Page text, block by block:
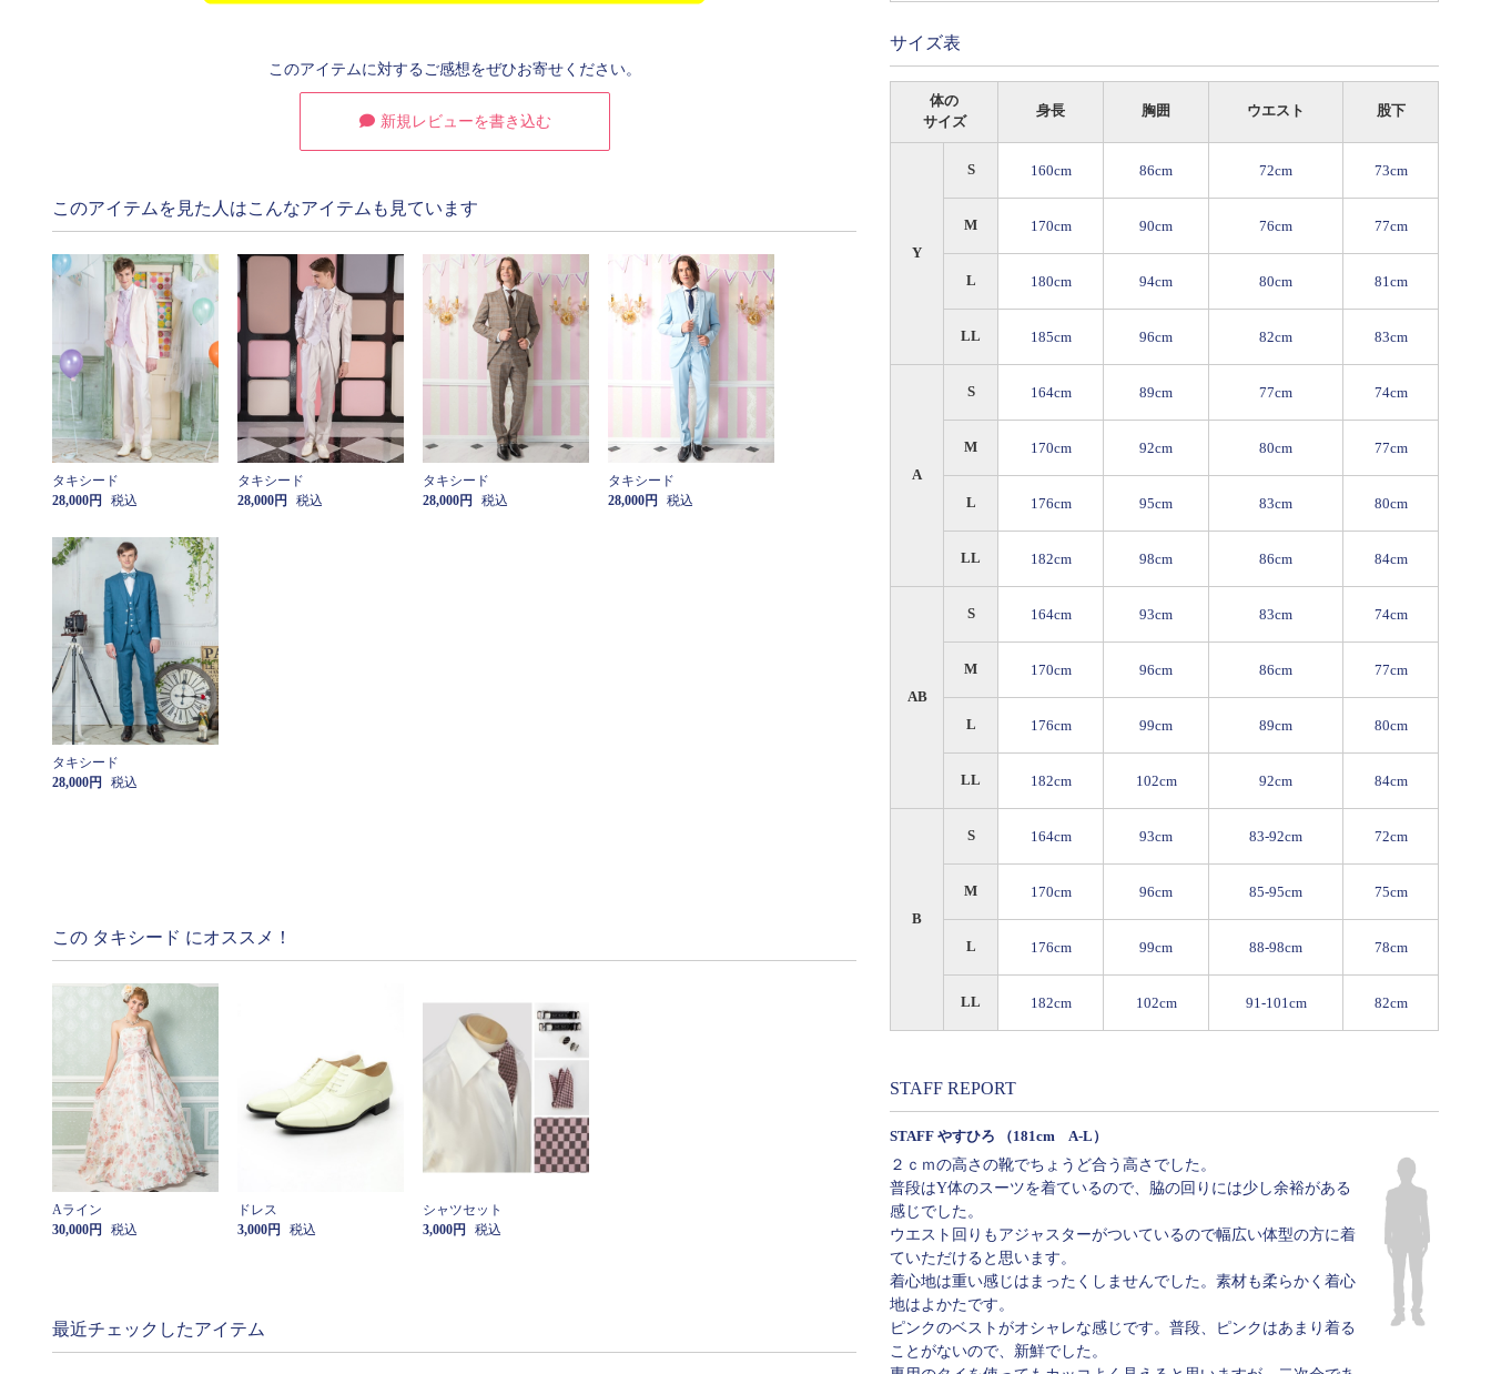
このアイテムに対するご感想をぜひお寄せください。
新規レビューを書き込む
このアイテムを見た人はこんなアイテムも見ています
タキシード
28,000円
税込
タキシード
28,000円
税込
タキシード
28,000円
税込
タキシード
28,000円
税込
タキシード
28,000円
税込
この タキシード にオススメ！
Aライン
30,000円
税込
ドレス
3,000円
税込
シャツセット
3,000円
税込
最近チェックしたアイテム
サイズ表
体の
サイズ
身長 胸囲 ウエスト 股下
Y
S 160cm 86cm 72cm 73cm
M 170cm 90cm 76cm 77cm
L 180cm 94cm 80cm 81cm
LL 185cm 96cm 82cm 83cm
A
S 164cm 89cm 77cm 74cm
M 170cm 92cm 80cm 77cm
L 176cm 95cm 83cm 80cm
LL 182cm 98cm 86cm 84cm
AB
S 164cm 93cm 83cm 74cm
M 170cm 96cm 86cm 77cm
L 176cm 99cm 89cm 80cm
LL 182cm 102cm 92cm 84cm
B
S 164cm 93cm 83-92cm 72cm
M 170cm 96cm 85-95cm 75cm
L 176cm 99cm 88-98cm 78cm
LL 182cm 102cm 91-101cm 82cm
STAFF REPORT
STAFF やすひろ （181cm A-L）
２ｃｍの高さの靴でちょうど合う高さでした。
普段はY体のスーツを着ているので、脇の回りには少し余裕がある
感じでした。
ウエスト回りもアジャスターがついているので幅広い体型の方に着
ていただけると思います。
着心地は重い感じはまったくしませんでした。素材も柔らかく着心
地はよかたです。
ピンクのベストがオシャレな感じです。普段、ピンクはあまり着る
ことがないので、新鮮でした。